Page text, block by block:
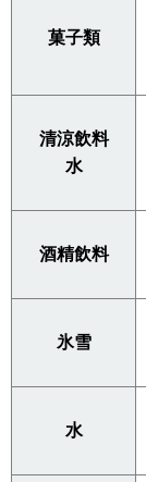
菓子類
清涼飲料
水
酒精飲料
氷雪
水